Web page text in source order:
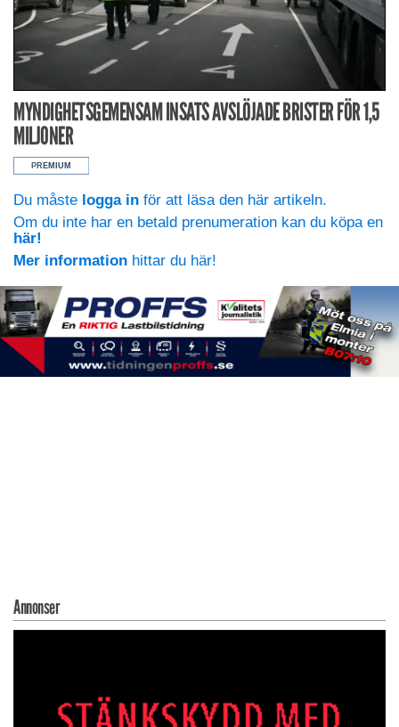
MYNDIGHETSGEMENSAM INSATS AVSLÖJADE BRISTER FÖR 1,5
MILJONER
Du måste logga in för att läsa den här artikeln.
Om du inte har en betald prenumeration kan du köpa en
här!
Mer information hittar du här!
Annonser